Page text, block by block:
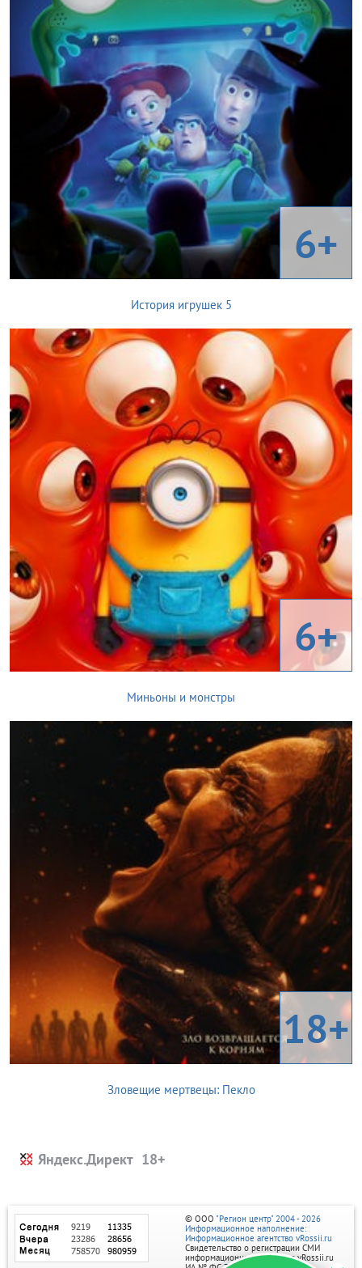
6+
История игрушек 5
6+
Миньоны и монстры
18+
Зловещие мертвецы: Пекло
Яндекс.Директ
© ООО "Регион центр" 2004 - 2026
Информационное наполнение:
Информационное агентство vRossii.ru
Свидетельство о регистрации СМИ
информационного агентства vRossii.ru